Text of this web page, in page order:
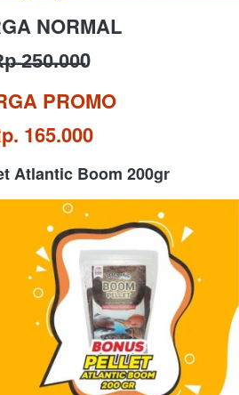
NORMAL
̶2̶5̶0̶.̶0̶0̶0
PROMO
165.000
Atlantic Boom 200gr